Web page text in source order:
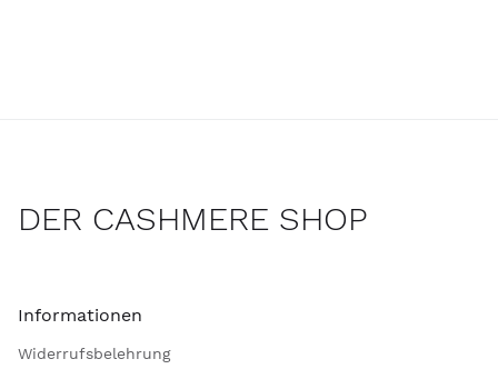
DER CASHMERE SHOP
Informationen
Widerrufsbelehrung